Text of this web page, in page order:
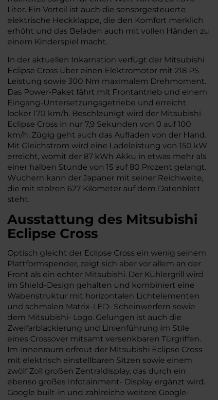
Liter. Ein Vorteil ist auch die sensorgesteuerte
elektrische Heckklappe, die den Komfort merklich
erhöht und das Beladen auch mit vollen Händen zu
einem Kinderspiel macht.
In der aktuellen Inkarnation verfügt der Mitsubishi
Eclipse Cross über einen Elektromotor mit 218 PS
Leistung sowie 300 Nm maximalem Drehmoment.
Das Power-Paket fährt mit Frontantrieb und einem
Eingang-Untersetzungsgetriebe und erreicht
locker 170 km/h. Beschleunigt wird der Mitsubishi
Eclipse Cross in nur 7,9 Sekunden von 0 auf 100
km/h. Zügig geht auch das Aufladen von der Hand.
Mit Gleichstrom wird eine Ladeleistung von 150 kW
erreicht, womit der 87 kWh Akku in etwas mehr als
einer halben Stunde von 15 auf 80 Prozent gelangt.
Wuchern kann der Japaner mit seiner Reichweite,
die mit stolzen 627 Kilometer auf dem Datenblatt
steht.
Ausstattung des Mitsubishi
Eclipse Cross
Optisch gleicht der Eclipse Cross ein wenig seinem
Plattformspender, zeigt sich aber vor allem an der
Front als ein echter Mitsubishi. Der Kühlergrill wird
im Shield-Design gehalten und kombiniert eine
Wabenstruktur mit horizontalen Lichtelementen
und schmalen Matrix-LED- Scheinwerfern sowie
dem Mitsubishi- Logo. Gelungen ist auch die
Zweifarblackierung und Linienführung im Stile
eines Crossover mitsamt versenkbaren Türgriffen.
Im Innenraum erfreut der Mitsubishi Eclipse Cross
mit elektrisch einstellbaren Sitzen sowie einem
zwölf Zoll großen Zentraldisplay, das durch ein
ebenso großes Infotainment- Display ergänzt wird.
Google built-in und zahlreiche weitere Google-